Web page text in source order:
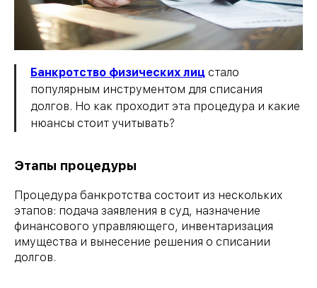
Банкротство физических лиц стало
популярным инструментом для списания
долгов. Но как проходит эта процедура и какие
нюансы стоит учитывать?
Этапы процедуры
Процедура банкротства состоит из нескольких
этапов: подача заявления в суд, назначение
финансового управляющего, инвентаризация
имущества и вынесение решения о списании
долгов.